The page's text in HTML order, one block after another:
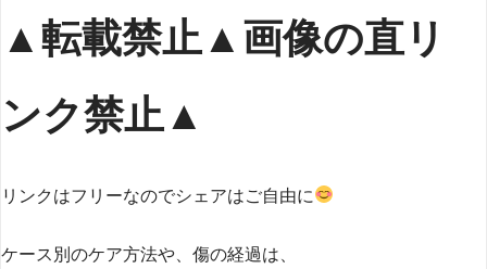
▲転載禁止▲画像の直リ
ンク禁止▲
リンクはフリーなのでシェアはご自由に
ケース別のケア方法や、傷の経過は、